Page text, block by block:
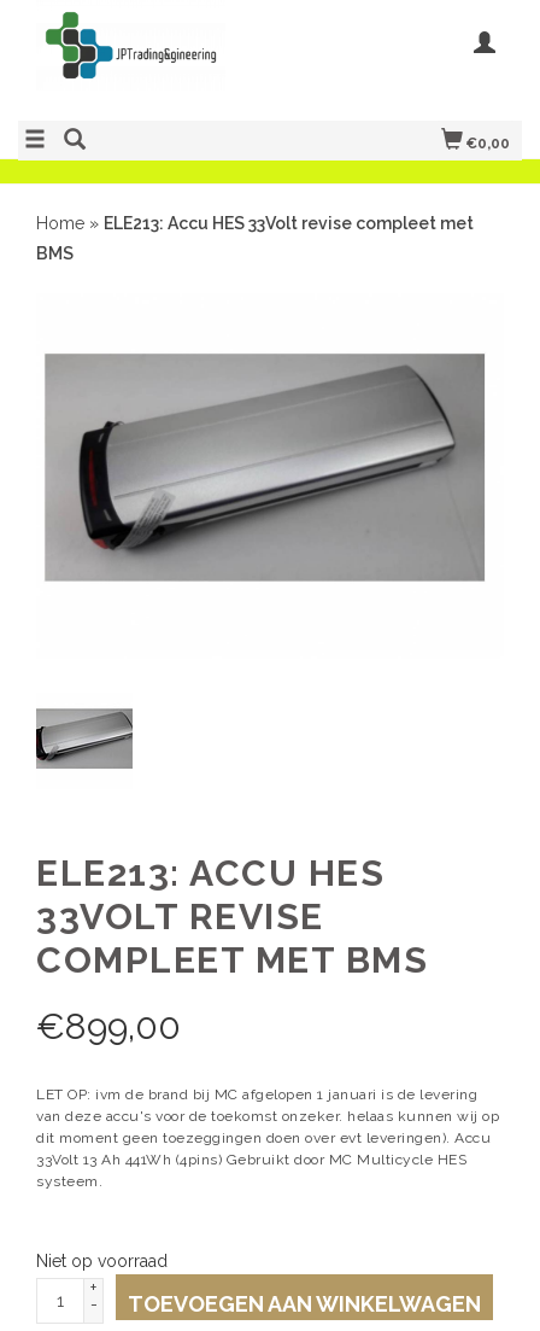
€0,00
Home » ELE213: Accu HES 33Volt revise compleet met
BMS
ELE213: ACCU HES
33VOLT REVISE
COMPLEET MET BMS
€899,00
LET OP: ivm de brand bij MC afgelopen 1 januari is de levering
van deze accu's voor de toekomst onzeker. helaas kunnen wij op
dit moment geen toezeggingen doen over evt leveringen). Accu
33Volt 13 Ah 441Wh (4pins) Gebruikt door MC Multicycle HES
systeem.
Niet op voorraad
+
-
TOEVOEGEN AAN WINKELWAGEN